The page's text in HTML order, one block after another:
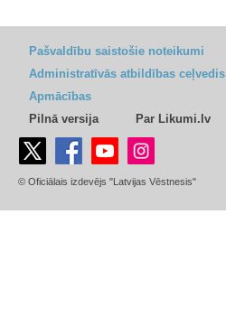
Pašvaldību saistošie noteikumi
Administratīvās atbildības ceļvedis
Apmācības
Pilnā versija
Par Likumi.lv
© Oficiālais izdevējs "Latvijas Vēstnesis"